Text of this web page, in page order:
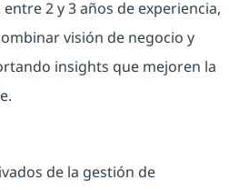
2 y 3 años de experiencia,
visión de negocio y
insights que mejoren la
de la gestión de